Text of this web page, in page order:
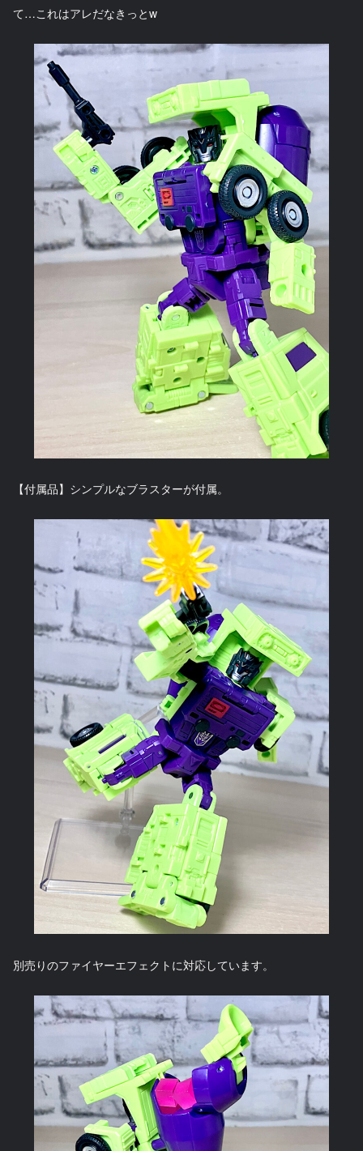
て…これはアレだなきっとw
【付属品】シンプルなブラスターが付属。
別売りのファイヤーエフェクトに対応しています。